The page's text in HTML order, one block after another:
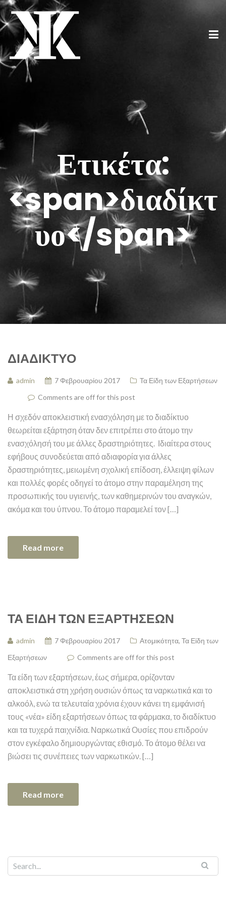
Ετικέτα:
<span>διαδίκτ
υο</span>
ΔΙΑΔΊΚΤΥΟ
admin 7 Φεβρουαρίου 2017
Τα Είδη των Εξαρτήσεων
Comments are off for this post
Η σχεδόν αποκλειστική ενασχόληση με το διαδίκτυο
θεωρείται εξάρτηση όταν δεν επιτρέπει στο άτομο την
ενασχόλησή του με άλλες δραστηριότητες. Ιδιαίτερα στους
εφήβους συνοδεύεται από αδιαφορία για άλλες
δραστηριότητες, μειωμένη σχολική επίδοση, έλλειψη φίλων
και πολλές φορές οδηγεί το άτομο στην παραμέληση της
προσωπικής του υγιεινής, των καθημερινών του αναγκών,
ακόμα και του ύπνου. Το άτομο παραμελεί τον […]
Read more
ΤΑ ΕΊΔΗ ΤΩΝ ΕΞΑΡΤΉΣΕΩΝ
admin 7 Φεβρουαρίου 2017 Ατομικότητα, Τα Είδη των
Εξαρτήσεων
Comments are off for this post
Τα είδη των εξαρτήσεων, έως σήμερα, ορίζονταν
αποκλειστικά στη χρήση ουσιών όπως τα ναρκωτικά και το
αλκοόλ, ενώ τα τελευταία χρόνια έχουν κάνει τη εμφάνισή
τους «νέα» είδη εξαρτήσεων όπως τα φάρμακα, το διαδίκτυο
και τα τυχερά παιχνίδια. Ναρκωτικά Ουσίες που επιδρούν
στον εγκέφαλο δημιουργώντας εθισμό. Το άτομο θέλει να
βιώσει τις συνέπειες των ναρκωτικών. […]
Read more